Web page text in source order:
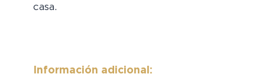
casa.
Información adicional: